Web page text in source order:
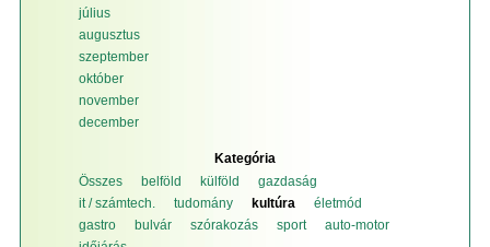
július
augusztus
szeptember
október
november
december
Kategória
Összes
belföld külföld
gazdaság
it / számtech.
tudomány kultúra
életmód
gastro
bulvár szórakozás sport
auto-motor